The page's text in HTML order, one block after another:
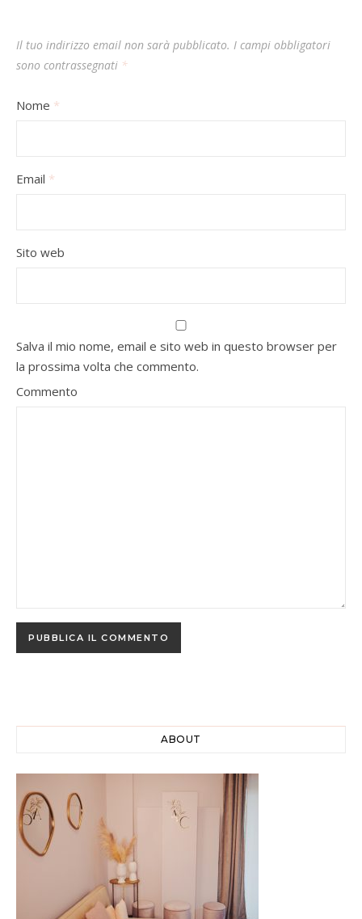
Il tuo indirizzo email non sarà pubblicato. I campi obbligatori
sono contrassegnati *
Nome *
Email *
Sito web
Salva il mio nome, email e sito web in questo browser per
la prossima volta che commento.
Commento
ABOUT